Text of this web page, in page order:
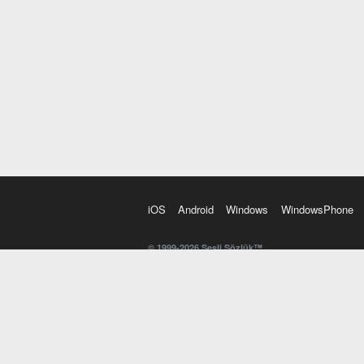
iOS Android Windows WindowsPhone
© 1999-2026 Sesli Sözlük™